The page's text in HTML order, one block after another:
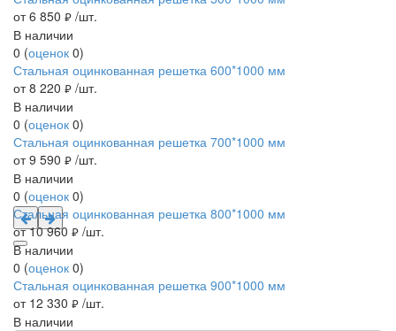
от 6 850 руб. /шт.
В наличии
0 (оценок 0)
Стальная оцинкованная решетка 600*1000 мм
от 8 220 руб. /шт.
В наличии
0 (оценок 0)
Стальная оцинкованная решетка 700*1000 мм
от 9 590 руб. /шт.
В наличии
0 (оценок 0)
Стальная оцинкованная решетка 800*1000 мм
от 10 960 руб. /шт.
В наличии
0 (оценок 0)
Стальная оцинкованная решетка 900*1000 мм
от 12 330 руб. /шт.
В наличии